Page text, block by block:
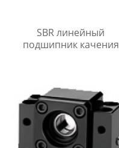
SBR линейный
подшипник качения